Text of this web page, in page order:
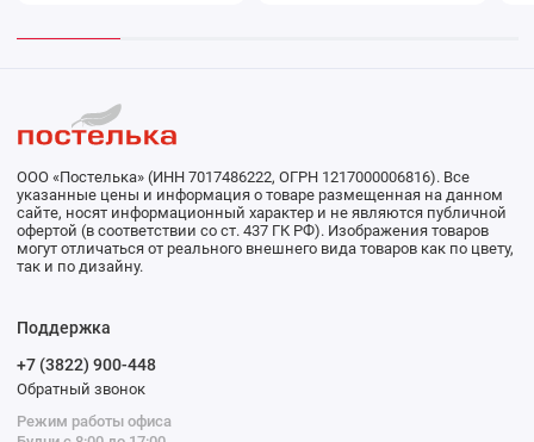
ООО «Постелька» (ИНН 7017486222, ОГРН 1217000006816). Все
указанные цены и информация о товаре размещенная на данном
сайте, носят информационный характер и не являются публичной
офертой (в соответствии со ст. 437 ГК РФ). Изображения товаров
могут отличаться от реального внешнего вида товаров как по цвету,
так и по дизайну.
Поддержка
+7 (3822) 900-448
Обратный звонок
Режим работы офиса